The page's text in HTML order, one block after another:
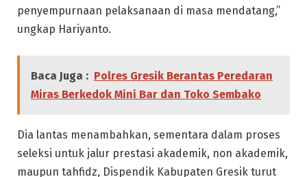
penyempurnaan pelaksanaan di masa mendatang,”
ungkap Hariyanto.
Baca Juga : Polres Gresik Berantas Peredaran
Miras Berkedok Mini Bar dan Toko Sembako
Dia lantas menambahkan, sementara dalam proses
seleksi untuk jalur prestasi akademik, non akademik,
maupun tahfidz, Dispendik Kabupaten Gresik turut